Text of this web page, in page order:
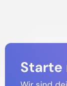
Starte